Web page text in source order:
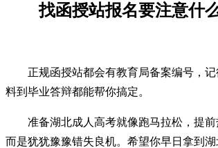
找函授站报名要注意什
正规函授站都会有教育局备案编号，
料到毕业答辩都能帮你搞定。
准备湖北成人高考就像跑马拉松，提
而是犹犹豫豫错失良机。希望你早日拿到湖